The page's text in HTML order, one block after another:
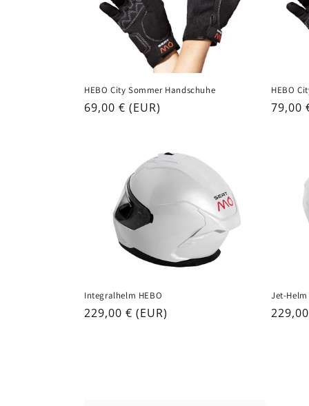
HEBO City Sommer Handschuhe
Regular
69,00 € (EUR)
HEBO
79,00
Integralhelm HEBO
Regular
229,00 € (EUR)
Jet-Helm